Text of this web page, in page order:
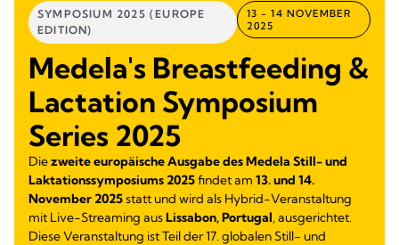
SYMPOSIUM 2025 (EUROPE
EDITION)
13 - 14 NOVEMBER
2025
Medela's Breastfeeding &
Lactation Symposium
Series 2025
Diezweite europäische Ausgabe des Medela Still- und
Laktationssymposiums 2025findet am 13. und 14.
November 2025statt und wird als Hybrid-Veranstaltung
mit Live-Streaming ausLissabon, Portugal, ausgerichtet.
Diese Veranstaltung ist Teil der 17. globalen Still- und